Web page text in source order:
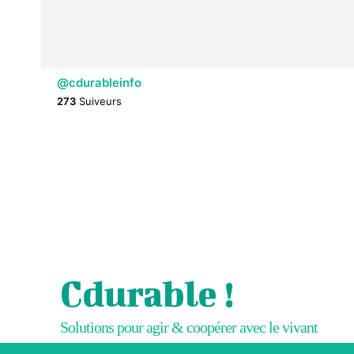
@cdurableinfo
273 Suiveurs
Cdurable !
Solutions pour agir & coopérer avec le vivant